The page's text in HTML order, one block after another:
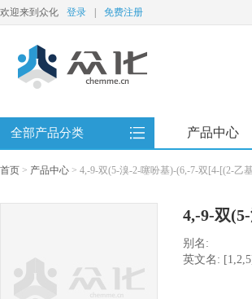
欢迎来到众化 登录 免费注册
全部产品分类 产品中心
首页 > 产品中心 > 4,-9-双(5-溴-2-噻吩基)-(6,-7-双[4-[(2-乙
4,-9-双
苯基]-
别名:
英文名: